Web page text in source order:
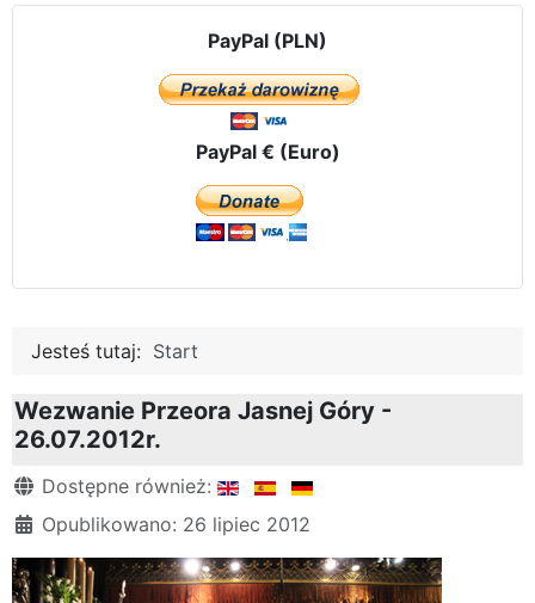
PayPal (PLN)
PayPal € (Euro)
Jesteś tutaj: Start
Wezwanie Przeora Jasnej Góry -
26.07.2012r.
Szczegóły
Dostępne również:
Opublikowano: 26 lipiec 2012